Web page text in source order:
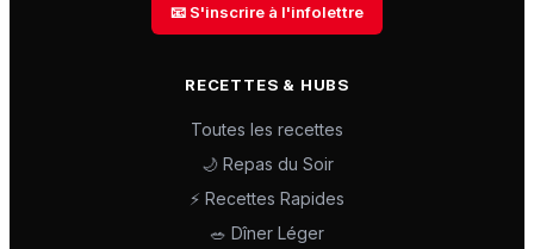
📧 S'inscrire à l'infolettre
RECETTES & HUBS
Toutes les recettes
🌙 Repas du Soir
⚡ Recettes Rapides
🥗 Dîner Léger